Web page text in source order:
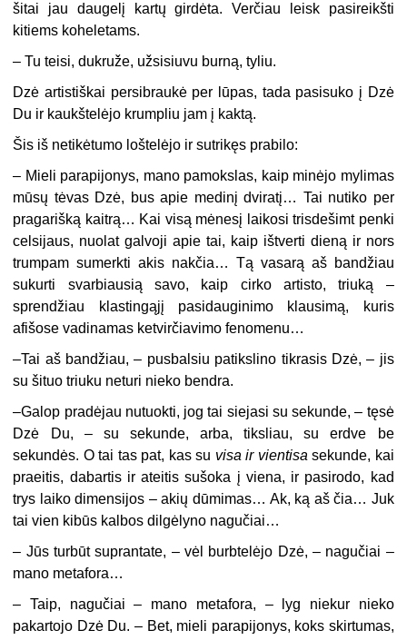
šitai jau daugelį kartų girdėta. Verčiau leisk pasireikšti
kitiems koheletams.
– Tu teisi, dukruže, užsisiuvu burną, tyliu.
Dzė artistiškai persibraukė per lūpas, tada pasisuko į Dzė
Du ir kaukštelėjo krumpliu jam į kaktą.
Šis iš netikėtumo loštelėjo ir sutrikęs prabilo:
– Mieli parapijonys, mano pamokslas, kaip minėjo mylimas
mūsų tėvas Dzė, bus apie medinį dviratį… Tai nutiko per
pragarišką kaitrą… Kai visą mėnesį laikosi trisdešimt penki
celsijaus, nuolat galvoji apie tai, kaip ištverti dieną ir nors
trumpam sumerkti akis nakčia… Tą vasarą aš bandžiau
sukurti svarbiausią savo, kaip cirko artisto, triuką –
sprendžiau klastingąjį pasidauginimo klausimą, kuris
afišose vadinamas ketvirčiavimo fenomenu…
–Tai aš bandžiau, – pusbalsiu patikslino tikrasis Dzė, – jis
su šituo triuku neturi nieko bendra.
–Galop pradėjau nutuokti, jog tai siejasi su sekunde, – tęsė
Dzė Du, – su sekunde, arba, tiksliau, su erdve be
sekundės. O tai tas pat, kas su visa ir vientisasekunde, kai
praeitis, dabartis ir ateitis sušoka į viena, ir pasirodo, kad
trys laiko dimensijos – akių dūmimas… Ak, ką aš čia… Juk
tai vien kibūs kalbos dilgėlyno nagučiai…
– Jūs turbūt suprantate, – vėl burbtelėjo Dzė, – nagučiai –
mano metafora…
– Taip, nagučiai – mano metafora, – lyg niekur nieko
pakartojo Dzė Du. – Bet, mieli parapijonys, koks skirtumas,